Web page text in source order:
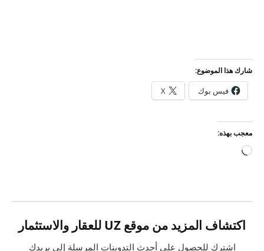
شارك هذا الموضوع:
فيس بوك X
معجب بهذه:
جاري
اكتشاف المزيد من موقع UZ للعقار والاستثمار
اشترك للحصول على أحدث التدوينات المرسلة إلى بريدك